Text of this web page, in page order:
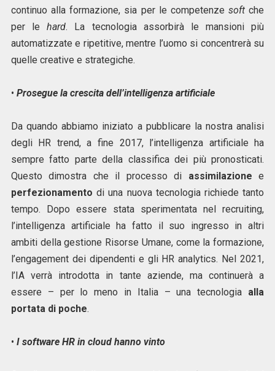
continuo alla formazione, sia per le competenze softche
per lehard. La tecnologia assorbirà le mansioni più
automatizzate e ripetitive, mentre l’uomo si concentrerà su
quelle creative e strategiche.
• Prosegue la crescita dell’intelligenza artificiale
Da quando abbiamo iniziato a pubblicare la nostra analisi
degli HR trend, a fine 2017, l’intelligenza artificiale ha
sempre fatto parte della classifica dei più pronosticati.
Questo dimostra che il processo di assimilazione e
perfezionamento di una nuova tecnologia richiede tanto
tempo. Dopo essere stata sperimentata nel recruiting,
l’intelligenza artificiale ha fatto il suo ingresso in altri
ambiti della gestione Risorse Umane, come la formazione,
l’engagement dei dipendenti e gli HR analytics. Nel 2021,
l’IA verrà introdotta in tante aziende, ma continuerà a
essere – per lo meno in Italia – una tecnologia alla
portata di poche.
• I software HR in cloud hanno vinto